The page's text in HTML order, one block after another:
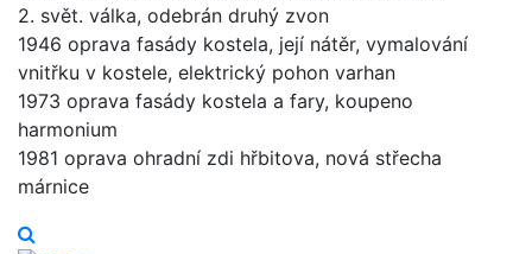
2. svět. válka, odebrán druhý zvon
1946 oprava fasády kostela, její nátěr, vymalování
vnitřku v kostele, elektrický pohon varhan
1973 oprava fasády kostela a fary, koupeno
harmonium
1981 oprava ohradní zdi hřbitova, nová střecha
márnice